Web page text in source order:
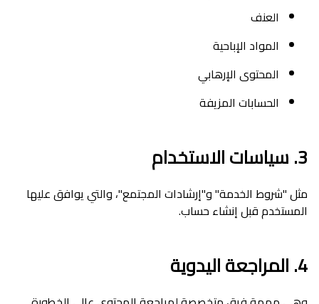
العنف
المواد الإباحية
المحتوى الإرهابي
الحسابات المزيفة
3. سياسات الاستخدام
مثل "شروط الخدمة" و"إرشادات المجتمع"، والتي يوافق عليها
المستخدم قبل إنشاء حساب.
4. المراجعة اليدوية